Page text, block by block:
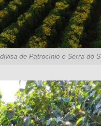
de Patrocínio e Serra do